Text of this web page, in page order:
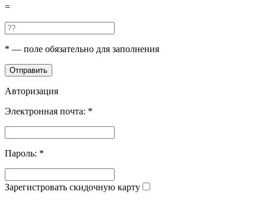
=
* — поле обязательно для заполнения
Отправить
Авторизация
Электронная почта: *
Пароль: *
Зарегистровать скидочную карту